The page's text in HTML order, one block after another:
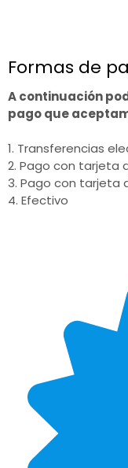
Formas de
A continuación
pago que
1. Transferencias
2. Pago con tarjeta
3. Pago con tarjeta
4. Efectivo